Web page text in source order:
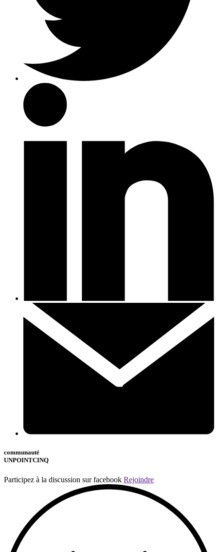
communauté
UNPOINTCINQ
Participez à la discussion sur facebook Rejoindre